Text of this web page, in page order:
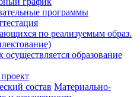
программы
по реализуемым образ.
образование
состав Материально-